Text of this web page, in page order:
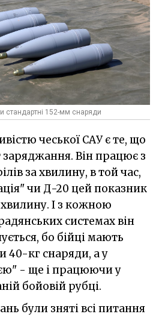
стандартні 152-мм снаряди
чеської САУ є те, що
Він працює з
за хвилину, в той час,
чи Д-20 цей показник
І з кожною
системах він
бо бійці мають
40-кг снаряди, а у
- ще і працюючи у
бойовій рубці.
були зняті всі питання